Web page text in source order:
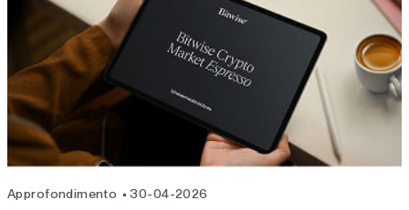
Approfondimento 30-04-2026